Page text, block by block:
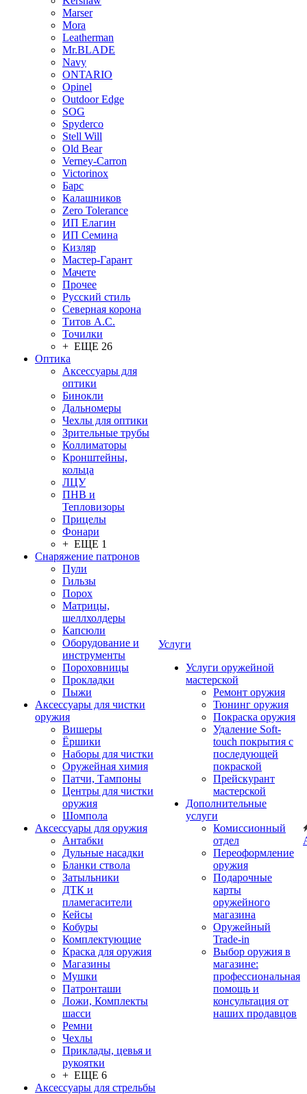
Marser
Mora
Leatherman
Mr.BLADE
Navy
ONTARIO
Opinel
Outdoor Edge
SOG
Spyderco
Stell Will
Old Bear
Verney-Carron
Victorinox
Барс
Калашников
Zero Tolerance
ИП Елагин
ИП Семина
Кизляр
Мастер-Гарант
Мачете
Прочее
Русский стиль
Северная корона
Титов А.С.
Точилки
+ ЕЩЕ 26
Оптика
Аксессуары для
оптики
Бинокли
Дальномеры
Чехлы для оптики
Зрительные трубы
Коллиматоры
Кронштейны,
кольца
ЛЦУ
ПНВ и
Тепловизоры
Прицелы
Фонари
+ ЕЩЕ 1
Снаряжение патронов
Пули
Гильзы
Порох
Матрицы,
шеллхолдеры
Капсюли
Оборудование и
инструменты
Пороховницы
Прокладки
Пыжи
Аксессуары для чистки
оружия
Вишеры
Ёршики
Наборы для чистки
Оружейная химия
Патчи, Тампоны
Центры для чистки
оружия
Шомпола
Аксессуары для оружия
Антабки
Дульные насадки
Бланки ствола
Затыльники
ДТК и
пламегасители
Кейсы
Кобуры
Комплектующие
Краска для оружия
Магазины
Мушки
Патронташи
Ложи, Комплекты
шасси
Ремни
Чехлы
Приклады, цевья и
рукоятки
+ ЕЩЕ 6
Аксессуары для стрельбы
Услуги
Услуги оружейной
мастерской
Ремонт оружия
Тюнинг оружия
Покраска оружия
Удаление Soft-
touch покрытия с
последующей
покраской
Прейскурант
мастерской
Дополнительные
услуги
Комиссионный
отдел
Переоформление
оружия
Подарочные
карты
оружейного
магазина
Оружейный
Trade-in
Выбор оружия в
магазине:
профессиональная
помощь и
консультация от
наших продавцов